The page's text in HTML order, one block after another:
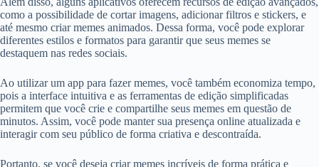
como a possibilidade de cortar imagens, adicionar filtros e stickers, e
até mesmo criar memes animados. Dessa forma, você pode explorar
diferentes estilos e formatos para garantir que seus memes se
destaquem nas redes sociais.
Ao utilizar um app para fazer memes, você também economiza tempo,
pois a interface intuitiva e as ferramentas de edição simplificadas
permitem que você crie e compartilhe seus memes em questão de
minutos. Assim, você pode manter sua presença online atualizada e
interagir com seu público de forma criativa e descontraída.
Portanto, se você deseja criar memes incríveis de forma prática e